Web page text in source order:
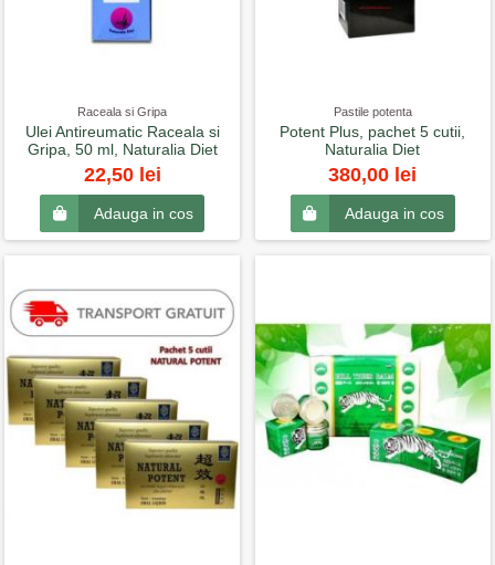
Raceala si Gripa
Ulei Antireumatic Raceala si
Gripa, 50 ml, Naturalia Diet
22,50 lei
Adauga in cos
Pastile potenta
Potent Plus, pachet 5 cutii,
Naturalia Diet
380,00 lei
Adauga in cos